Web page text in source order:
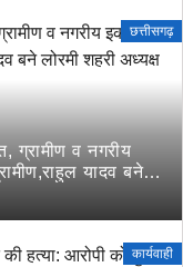
छत्तीसगढ़
ग्रामीण व नगरीय
यादव बने
कार्यवाही